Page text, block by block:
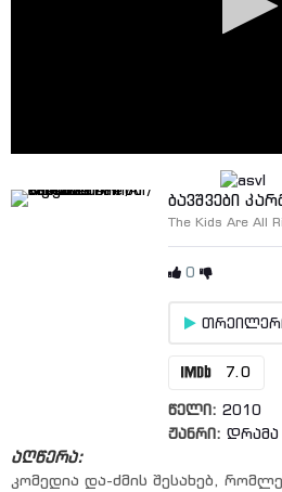
ბავშვები
The Kids Are All
0
7.0
წელი: 2010
ჟანრი: დრამა
აღწერა:
კომედია და-ძმის შესახებ,